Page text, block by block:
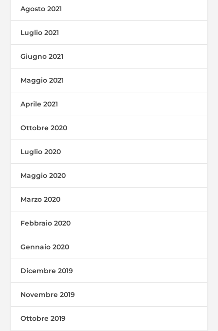
Agosto 2021
Luglio 2021
Giugno 2021
Maggio 2021
Aprile 2021
Ottobre 2020
Luglio 2020
Maggio 2020
Marzo 2020
Febbraio 2020
Gennaio 2020
Dicembre 2019
Novembre 2019
Ottobre 2019